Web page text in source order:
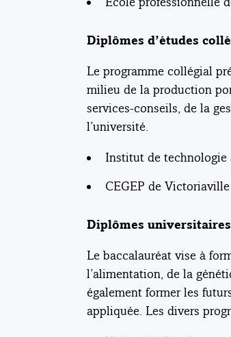
Diplômes d’études
Le programme collégial
milieu de la production
services-conseils, de la
l’université.
Institut de technologie
CEGEP de Victoriaville
Diplômes universitaires
Le baccalauréat vise à
l’alimentation, de la
également former les
appliquée. Les divers